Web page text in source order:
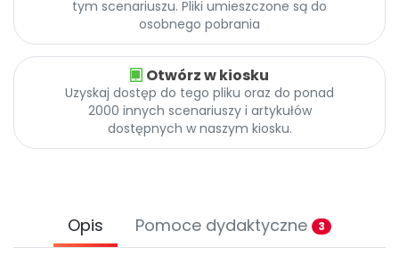
Promocje
tym scenariuszu. Pliki umieszczone są do
osobnego pobrania
Otwórz w kiosku
Uzyskaj dostęp do tego pliku oraz do ponad
2000 innych scenariuszy i artykułów
dostępnych w naszym kiosku.
Opis Pomoce dydaktyczne 3